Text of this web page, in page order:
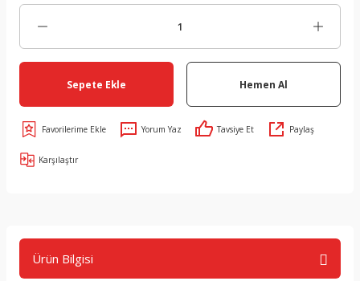
Sepete Ekle Hemen Al
Yorum Yaz Tavsiye Et Paylaş
Karşılaştır
Ürün Bilgisi